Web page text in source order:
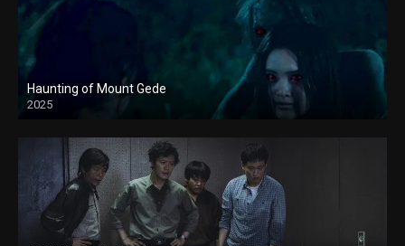
Haunting of Mount Gede
2025